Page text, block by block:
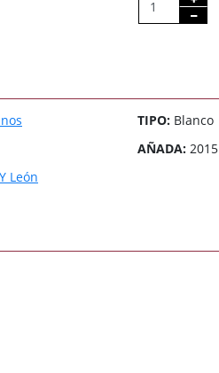
León
TIPO:Blanco
AÑADA:2015